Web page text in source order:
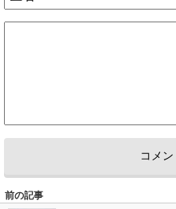
前の記事